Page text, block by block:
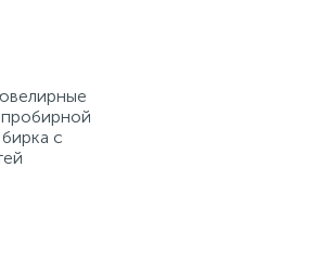
пробирной
с